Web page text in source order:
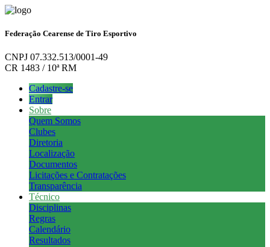
Federação Cearense de Tiro Esportivo
CNPJ 07.332.513/0001-49
CR 1483 / 10ª RM
Cadastre-se
Entrar
Sobre
Quem Somos
Clubes
Diretoria
Localização
Documentos
Licitações e Contratações
Transparência
Técnico
Disciplinas
Regras
Calendário
Resultados